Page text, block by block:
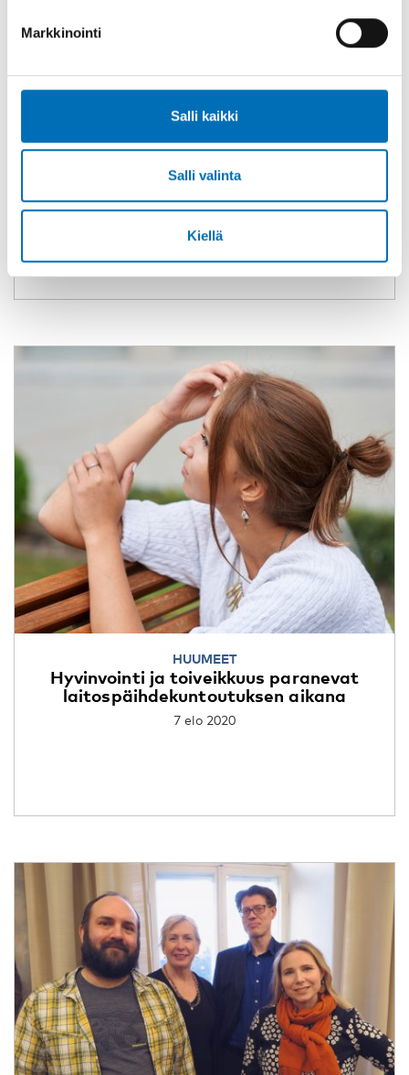
Markkinointi
Salli kaikki
Salli valinta
Kiellä
Hyvätuloiset lisäsivät
alkoholiostojaan
laajentuessa
8 kesä 2022
HUUMEET
Hyvinvointi ja toiveikkuus paranevat
laitospäihdekuntoutuksen aikana
7 elo 2020